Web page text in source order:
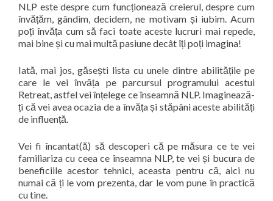
NLP este despre cum funcționează creierul, despre cum
învățăm, gândim, decidem, ne motivam și iubim. Acum
poți învăța cum să faci toate aceste lucruri mai repede,
mai bine și cu mai multă pasiune decât îți poți imagina!
Iată, mai jos, găsești lista cu unele dintre abilitățile pe
care le vei învăța pe parcursul programului acestui
Retreat, astfel vei înțelege ce înseamnă NLP. Imaginează-
ți că vei avea ocazia de a învăța și stăpâni aceste abilități
de influență.
Vei fi încantat(ă) să descoperi că pe măsura ce te vei
familiariza cu ceea ce înseamna NLP, te vei și bucura de
beneficiile acestor tehnici, aceasta pentru că, aici nu
numai că ți le vom prezenta, dar le vom pune în practică
cu tine.